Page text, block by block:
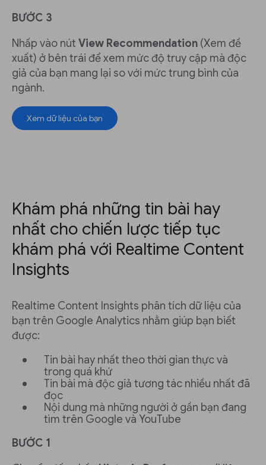
BƯỚC 3
Nhấp vào nút View Recommendation (Xem đề
xuất) ở bên trái để xem mức độ truy cập mà độc
giả của bạn mang lại so với mức trung bình của
ngành.
Xem dữ liệu của bạn
Khám phá những tin bài hay
nhất cho chiến lược tiếp tục
khám phá với Realtime Content
Insights
Realtime Content Insights phân tích dữ liệu của
bạn trên Google Analytics nhằm giúp bạn biết
được:
Tin bài hay nhất theo thời gian thực và
trong quá khứ
Tin bài mà độc giả tương tác nhiều nhất đã
đọc
Nội dung mà những người ở gần bạn đang
tìm trên Google và YouTube
BƯỚC 1